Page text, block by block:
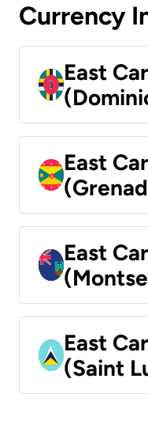
Currency
East
East
East
East
(Saint